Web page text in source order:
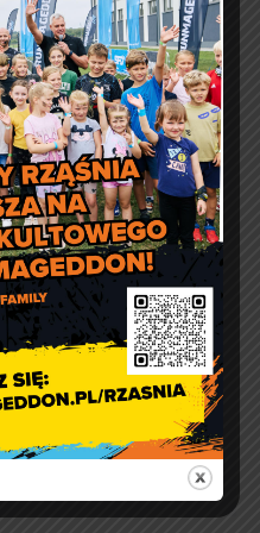
56911-GBSAJ-23